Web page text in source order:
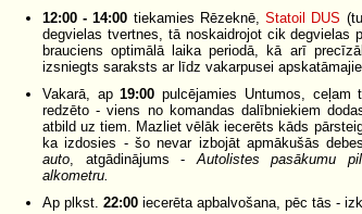
12:00 - 14:00 tiekamies Rēzeknē,Statoil DUS
degvielas tvertnes, tā noskaidrojot cik degvielas
brauciens optimālā laika periodā, kā arī
izsniegts saraksts ar līdz vakarpusei
Vakarā, ap19:00 pulcējamies Untumos,
redzēto - viens no komandas dalībniekiem
atbild uz tiem. Mazliet vēlāk iecerēts kāds
ka izdosies - šo nevar izbojāt apmākušās
auto, atgādinājums -Autolistes pasākumu
alkometru.
Ap plkst. 22:00 iecerēta apbalvošana, pēc tās -